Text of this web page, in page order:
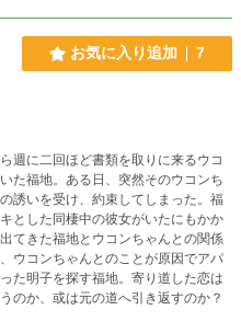
お気に入り追加 7
週に二回ほど書類を取りに来るウコ
た福地。ある日、突然そのウコンち
誘いを受け、約束してしまった。福
とした同棲中の彼女がいたにもかか
てきた福地とウコンちゃんとの関係
ウコンちゃんとのことが原因でアパ
た明子を探す福地。寄り道した恋は
のか、或は元の道へ引き返すのか？